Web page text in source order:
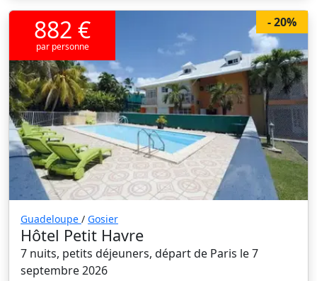
- 20%
882 €
par personne
Guadeloupe / Gosier
Hôtel Petit Havre
7 nuits, petits déjeuners, départ de Paris le 7
septembre 2026